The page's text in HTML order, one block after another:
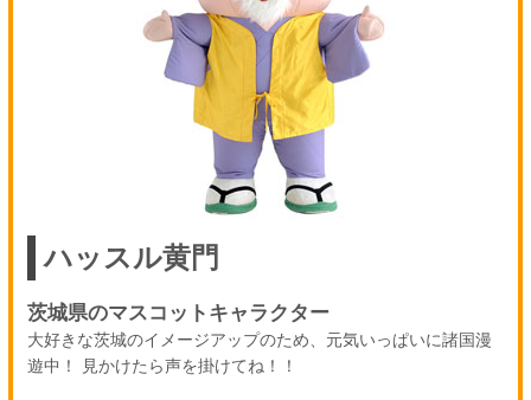
ハッスル黄門
茨城県のマスコットキャラクター
大好きな茨城のイメージアップのため、元気いっぱいに諸国漫
遊中！ 見かけたら声を掛けてね！！